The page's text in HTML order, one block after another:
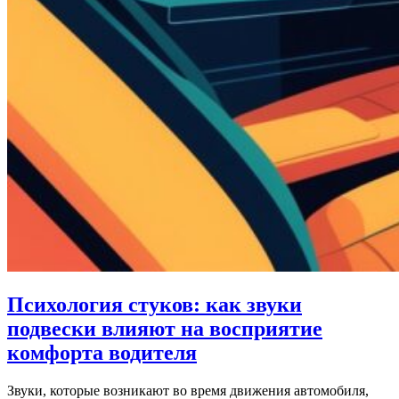
Психология стуков: как звуки
подвески влияют на восприятие
комфорта водителя
Звуки, которые возникают во время движения автомобиля,